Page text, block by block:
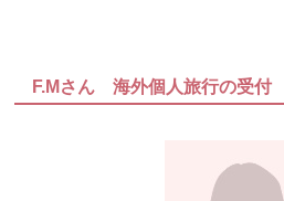
F.Mさん 海外個人旅行の受付